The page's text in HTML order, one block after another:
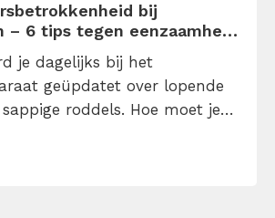
bij
– 6 tips tegen eenzaamheid
je dagelijks bij het
geüpdatet over lopende
roddels. Hoe moet je
je ook als je thuis aan het